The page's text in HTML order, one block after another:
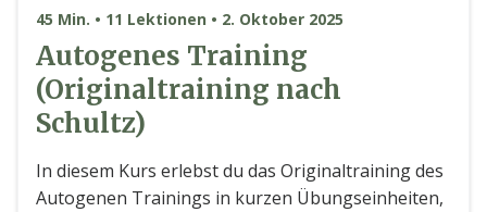
45 Min. • 11 Lektionen • 2. Oktober 2025
Autogenes Training
(Originaltraining nach
Schultz)
In diesem Kurs erlebst du das Originaltraining des
Autogenen Trainings in kurzen Übungseinheiten,